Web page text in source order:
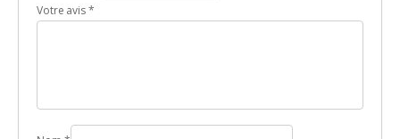
Votre avis*